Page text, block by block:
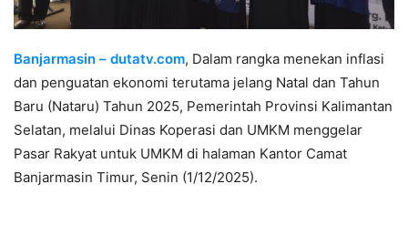
Banjarmasin – dutatv.com, Dalam rangka menekan inflasi
dan penguatan ekonomi terutama jelang Natal dan Tahun
Baru (Nataru) Tahun 2025, Pemerintah Provinsi Kalimantan
Selatan, melalui Dinas Koperasi dan UMKM menggelar
Pasar Rakyat untuk UMKM di halaman Kantor Camat
Banjarmasin Timur, Senin (1/12/2025).